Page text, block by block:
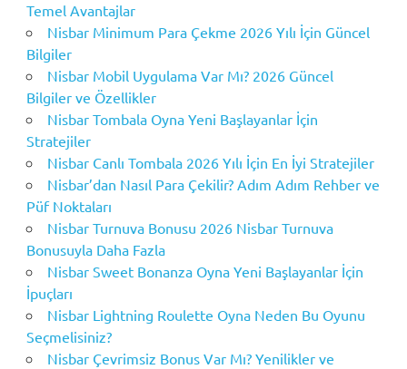
Temel Avantajlar
Nisbar Minimum Para Çekme 2026 Yılı İçin Güncel
Bilgiler
Nisbar Mobil Uygulama Var Mı? 2026 Güncel
Bilgiler ve Özellikler
Nisbar Tombala Oyna Yeni Başlayanlar İçin
Stratejiler
Nisbar Canlı Tombala 2026 Yılı İçin En İyi Stratejiler
Nisbar’dan Nasıl Para Çekilir? Adım Adım Rehber ve
Püf Noktaları
Nisbar Turnuva Bonusu 2026 Nisbar Turnuva
Bonusuyla Daha Fazla
Nisbar Sweet Bonanza Oyna Yeni Başlayanlar İçin
İpuçları
Nisbar Lightning Roulette Oyna Neden Bu Oyunu
Seçmelisiniz?
Nisbar Çevrimsiz Bonus Var Mı? Yenilikler ve